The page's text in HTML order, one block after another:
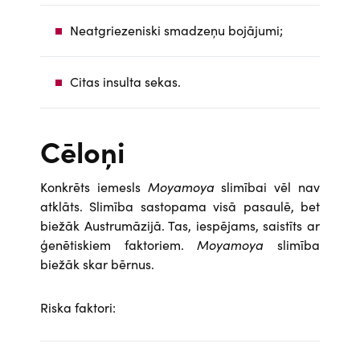
Neatgriezeniski smadzeņu bojājumi;
Citas insulta sekas.
Cēloņi
Konkrēts iemesls Moyamoya slimībai vēl nav
atklāts. Slimība sastopama visā pasaulē, bet
biežāk Austrumāzijā. Tas, iespējams, saistīts ar
ģenētiskiem faktoriem.Moyamoya slimība
biežāk skar bērnus.
Riska faktori: